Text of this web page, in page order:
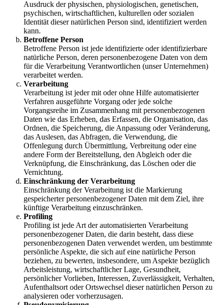
Ausdruck der physischen, physiologischen, genetischen,
psychischen, wirtschaftlichen, kulturellen oder sozialen
Identität dieser natürlichen Person sind, identifiziert werden
kann.
Betroffene Person
Betroffene Person ist jede identifizierte oder identifizierbare
natürliche Person, deren personenbezogene Daten von dem
für die Verarbeitung Verantwortlichen (unser Unternehmen)
verarbeitet werden.
Verarbeitung
Verarbeitung ist jeder mit oder ohne Hilfe automatisierter
Verfahren ausgeführte Vorgang oder jede solche
Vorgangsreihe im Zusammenhang mit personenbezogenen
Daten wie das Erheben, das Erfassen, die Organisation, das
Ordnen, die Speicherung, die Anpassung oder Veränderung,
das Auslesen, das Abfragen, die Verwendung, die
Offenlegung durch Übermittlung, Verbreitung oder eine
andere Form der Bereitstellung, den Abgleich oder die
Verknüpfung, die Einschränkung, das Löschen oder die
Vernichtung.
Einschränkung der Verarbeitung
Einschränkung der Verarbeitung ist die Markierung
gespeicherter personenbezogener Daten mit dem Ziel, ihre
künftige Verarbeitung einzuschränken.
Profiling
Profiling ist jede Art der automatisierten Verarbeitung
personenbezogener Daten, die darin besteht, dass diese
personenbezogenen Daten verwendet werden, um bestimmte
persönliche Aspekte, die sich auf eine natürliche Person
beziehen, zu bewerten, insbesondere, um Aspekte bezüglich
Arbeitsleistung, wirtschaftlicher Lage, Gesundheit,
persönlicher Vorlieben, Interessen, Zuverlässigkeit, Verhalten,
Aufenthaltsort oder Ortswechsel dieser natürlichen Person zu
analysieren oder vorherzusagen.